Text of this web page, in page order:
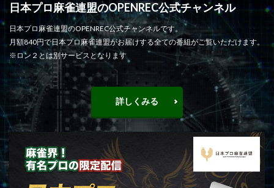
日本プロ麻雀連盟のOPENREC公式チャンネル
日本プロ麻雀連盟のOPENREC公式チャンネルです。
月額840円で日本プロ麻雀連盟がお届けする全ての番組がご覧いただけます。
※ロン２とは別サービスとなります
詳しくみる